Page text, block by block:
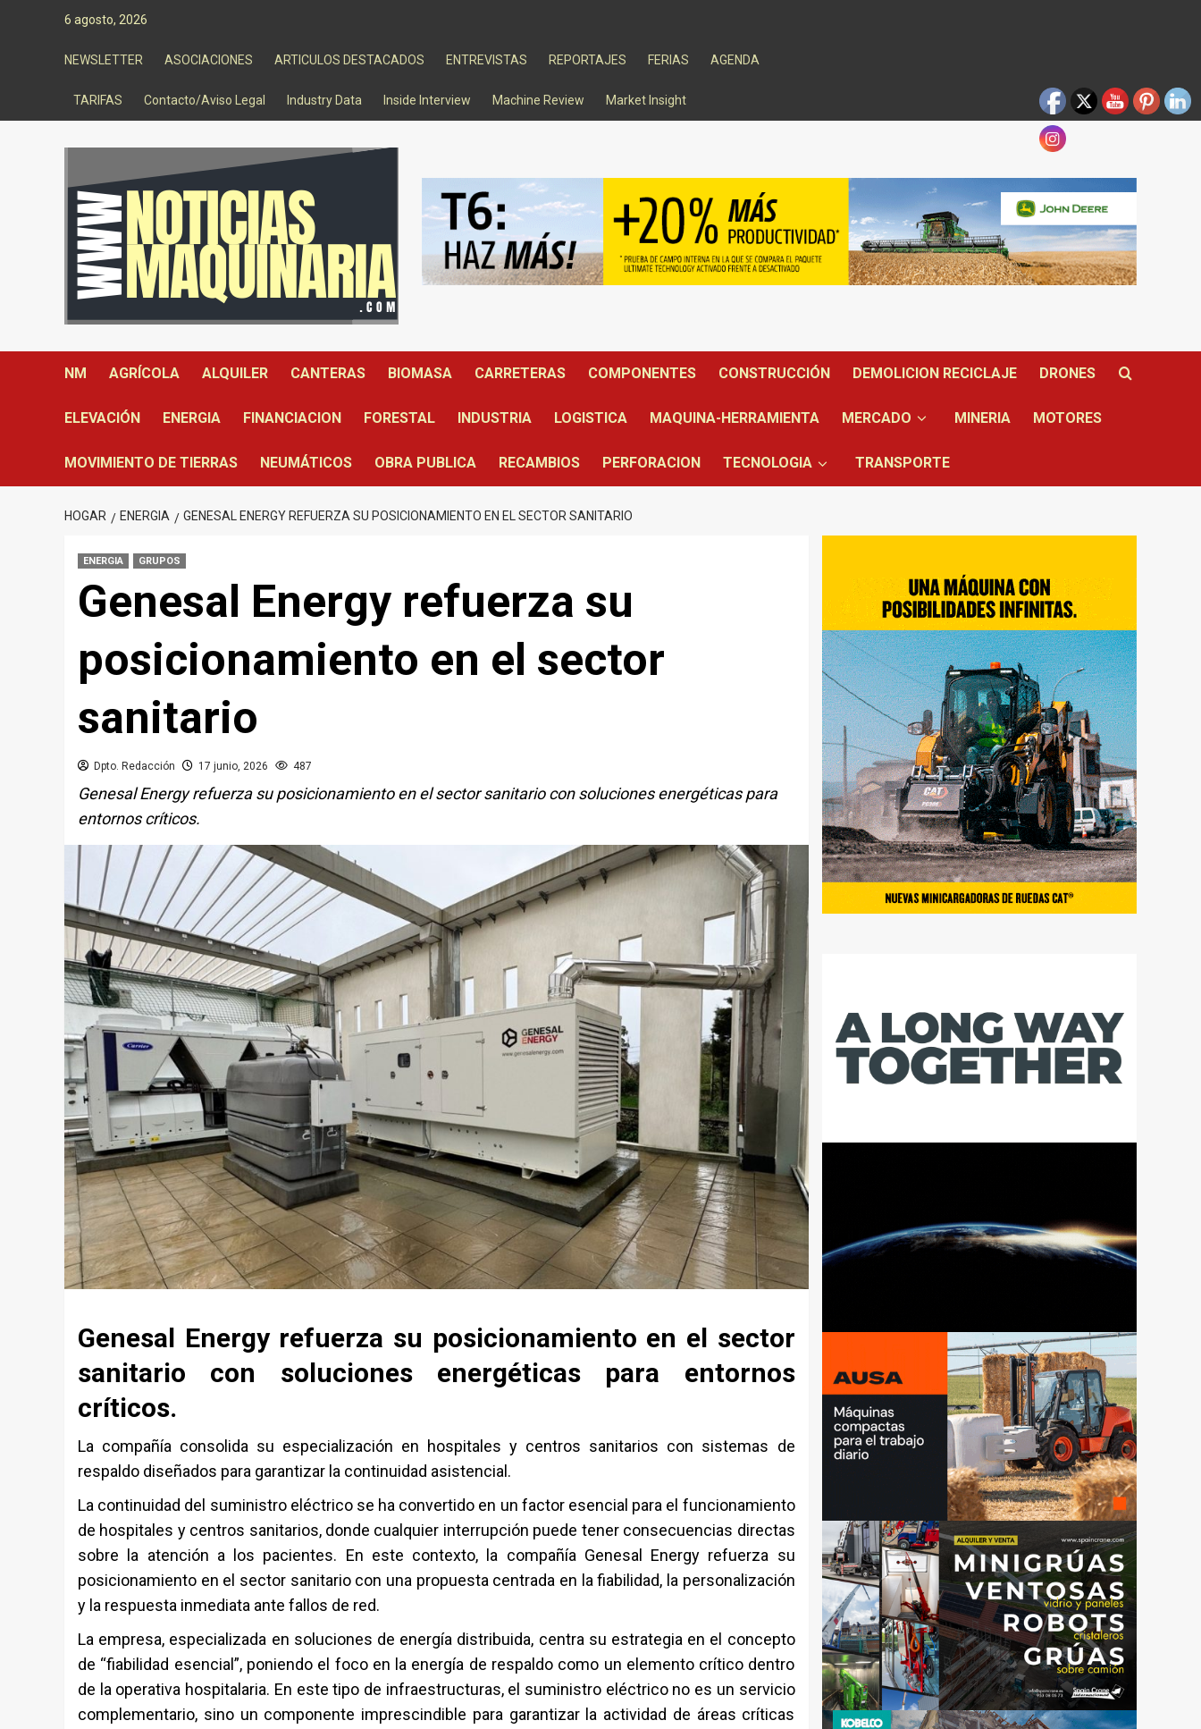
6 agosto, 2026
NEWSLETTER ASOCIACIONES ARTICULOS DESTACADOS ENTREVISTAS REPORTAJES FERIAS AGENDA
TARIFAS Contacto/Aviso Legal Industry Data Inside Interview Machine Review Market Insight
NM AGRÍCOLA ALQUILER CANTERAS BIOMASA CARRETERAS COMPONENTES CONSTRUCCIÓN DEMOLICION RECICLAJE DRONES
ELEVACIÓN ENERGIA FINANCIACION FORESTAL INDUSTRIA LOGISTICA MAQUINA-HERRAMIENTA MERCADO MINERIA MOTORES
MOVIMIENTO DE TIERRAS NEUMÁTICOS OBRA PUBLICA RECAMBIOS PERFORACION TECNOLOGIA TRANSPORTE
HOGAR ENERGIA GENESAL ENERGY REFUERZA SU POSICIONAMIENTO EN EL SECTOR SANITARIO
ENERGIA GRUPOS
Genesal Energy refuerza su
posicionamiento en el sector
sanitario
Dpto. Redacción 17 junio, 2026 487
Genesal Energy refuerza su posicionamiento en el sector sanitario con soluciones energéticas para
entornos críticos.
Genesal Energy refuerza su posicionamiento en el sector
sanitario con soluciones energéticas para entornos
críticos.
La compañía consolida su especialización en hospitales y centros sanitarios con sistemas de
respaldo diseñados para garantizar la continuidad asistencial.
La continuidad del suministro eléctrico se ha convertido en un factor esencial para el funcionamiento
de hospitales y centros sanitarios, donde cualquier interrupción puede tener consecuencias directas
sobre la atención a los pacientes. En este contexto, la compañía Genesal Energy refuerza su
posicionamiento en el sector sanitario con una propuesta centrada en la fiabilidad, la personalización
y la respuesta inmediata ante fallos de red.
La empresa, especializada en soluciones de energía distribuida, centra su estrategia en el concepto
de “fiabilidad esencial”, poniendo el foco en la energía de respaldo como un elemento crítico dentro
de la operativa hospitalaria. En este tipo de infraestructuras, el suministro eléctrico no es un servicio
complementario, sino un componente imprescindible para garantizar la actividad de áreas críticas